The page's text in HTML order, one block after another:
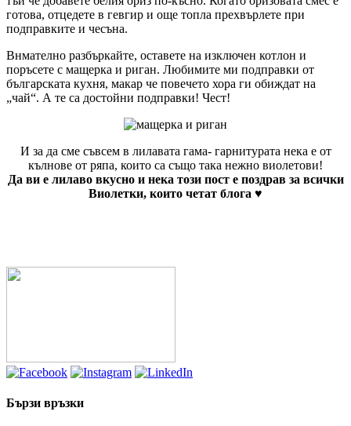
готова, отцедете в гевгир и още топла прехвърлете при
подправките и чесъна.
Внмателно разбъркайте, оставете на изключен котлон и
поръсете с мащерка и риган. Любимите ми подправки от
българската кухня, макар че повечето хора ги обиждат на
„чай“. А те са достойни подправки! Чест!
И за да сме съвсем в лилавата гама- гарнитурата нека е от
кълнове от ряпа, които са също така нежно виолетови!
Да ви е лилаво вкусно и нека този пост е поздрав за всички
Виолетки, които четат блога ♥
Бързи връзки